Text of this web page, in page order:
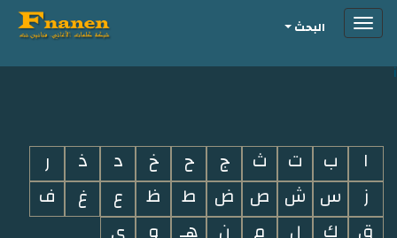
i
Toggleالبحث
ا ب ت ث ج ح خ د ذ
ر
ز
س ش ص ض ط ظ ع غ
ف
ق
ك ل م ن هـ و ي